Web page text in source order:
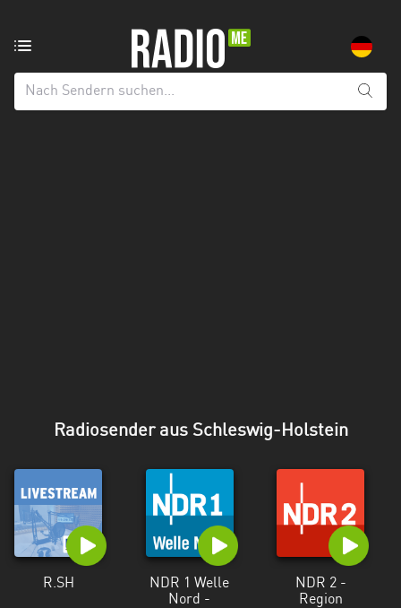
aus:
Alle
Vorpommern
Niedersachsen
Nordrhein-
Westfalen
Radiosender aus Schleswig-Holstein
R.SH
NDR 1 Welle
Nord -
NDR 2 -
Region